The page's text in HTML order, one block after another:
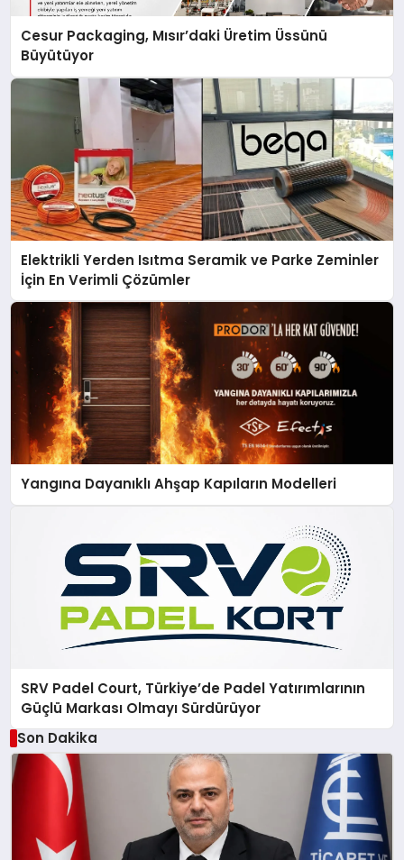
Cesur Packaging, Mısır’daki Üretim Üssünü
Büyütüyor
Elektrikli Yerden Isıtma Seramik ve Parke Zeminler
İçin En Verimli Çözümler
Yangına Dayanıklı Ahşap Kapıların Modelleri
SRV Padel Court, Türkiye’de Padel Yatırımlarının
Güçlü Markası Olmayı Sürdürüyor
Son Dakika